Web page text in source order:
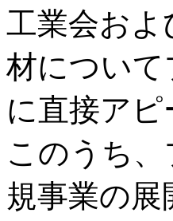
工業会およ
材につい
に直接ア
このうち
規事業の